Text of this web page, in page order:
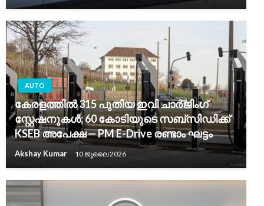
AUTO
കേരളത്തിൽ 315 പുതിയ ഇവി ചാർജിംഗ്
സ്റ്റേഷനുകൾ; 60 കോടിയുടെ സബ്‌സിഡിക്ക്
KSEB അപേക്ഷ — PM E-Drive രണ്ടാം ഘട്ടം
Akshay Kumar 10 ജൂലൈ 2026